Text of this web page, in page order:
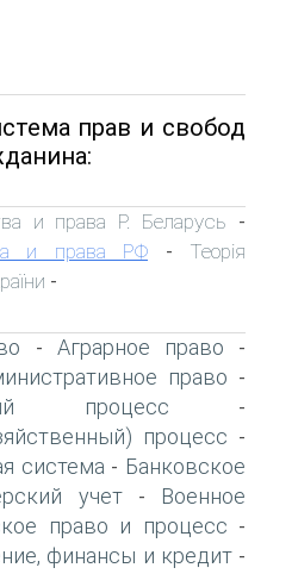
прав и свобод
и права Р. Беларусь -
и права РФ - Теорія
-
- Аграрное право -
право -
процесс -
процесс -
система - Банковское
учет-
Военное
право и процесс -
финансы и кредит-